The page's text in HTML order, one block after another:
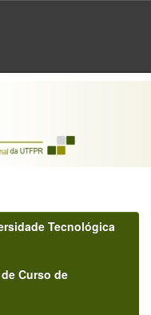
Tecnológica
Curso de